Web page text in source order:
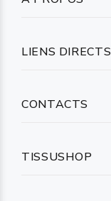
LIENS DIRECTS
CONTACTS
TISSUSHOP